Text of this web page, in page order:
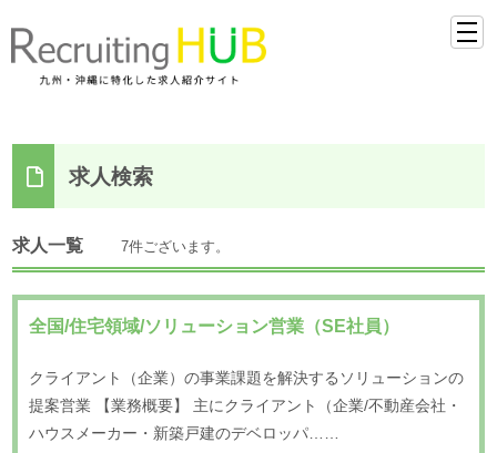
求人検索
求人一覧 7件ございます。
全国/住宅領域/ソリューション営業（SE社員）
クライアント（企業）の事業課題を解決するソリューションの
提案営業 【業務概要】 主にクライアント（企業/不動産会社・
ハウスメーカー・新築戸建のデベロッパ……